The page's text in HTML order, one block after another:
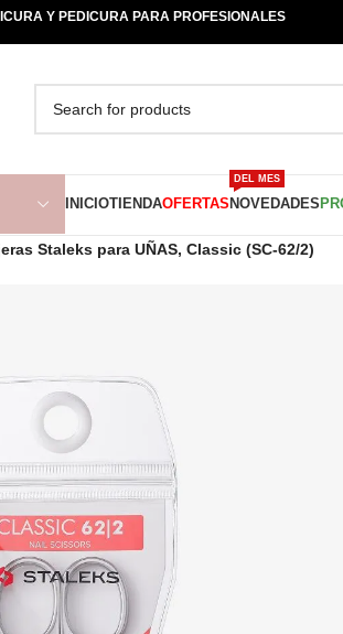
Y PEDICURA PARA PROFESIONALES
INICIOTIENDAOFERTAS NOVEDADES
DEL MES
Staleks para UÑAS, Classic (SC-62/2)